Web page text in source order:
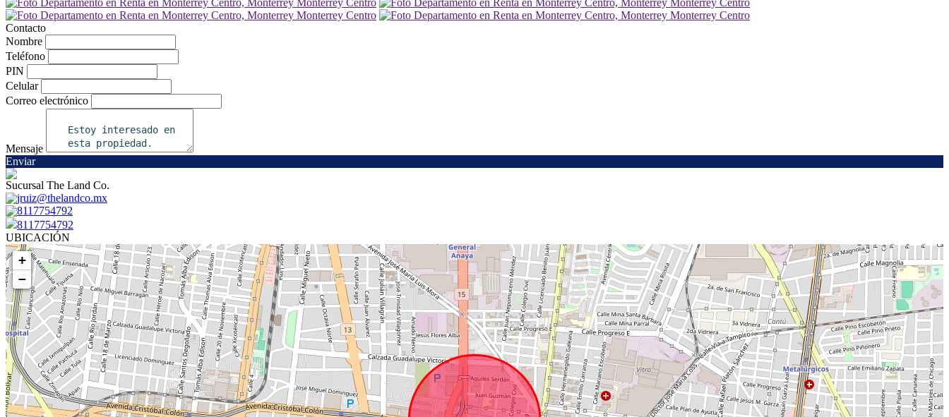
Contacto
Nombre
Teléfono
PIN
Celular
Correo electrónico
Mensaje
Enviar
Sucursal The Land Co.
jruiz@thelandco.mx
8117754792
8117754792
UBICACIÓN
+
−